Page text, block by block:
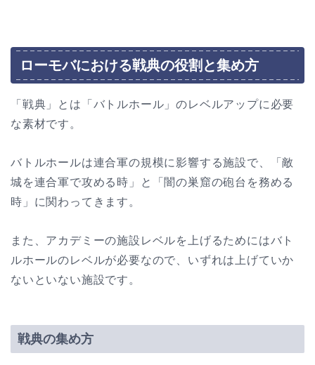
ローモバにおける戦典の役割と集め方
「戦典」とは「バトルホール」のレベルアップに必要
な素材です。
バトルホールは連合軍の規模に影響する施設で、「敵
城を連合軍で攻める時」と「闇の巣窟の砲台を務める
時」に関わってきます。
また、アカデミーの施設レベルを上げるためにはバト
ルホールのレベルが必要なので、いずれは上げていか
ないといない施設です。
戦典の集め方